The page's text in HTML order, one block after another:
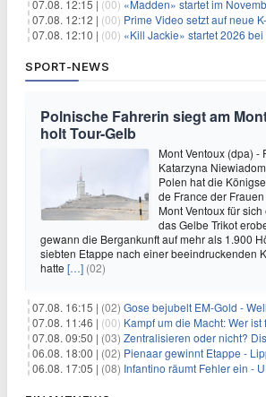
07.08. 12:15 | (00) «Madden» startet im
07.08. 12:12 | (00) Prime Video setzt auf neue
07.08. 12:10 | (00) «Kill Jackie» startet 2026
SPORT-NEWS
Polnische Fahrerin siegt am
holt Tour-Gelb
Mont Ventoux (dpa) -
Katarzyna
Polen hat die
de France der
Mont Ventoux für
das Gelbe Trikot
gewann die Bergankunft auf mehr als 1.900
siebten Etappe nach einer beeindruckenden
hatte […] (02)
07.08. 16:15 | (02) Gose bejubelt EM-Gold -
07.08. 11:46 | (00) Kampf um die Macht: Wer ist für
07.08. 09:50 | (03) Zentralisieren oder nicht?
06.08. 18:00 | (02) Pienaar gewinnt Etappe -
06.08. 17:05 | (08) Infantino räumt Fehler ein -